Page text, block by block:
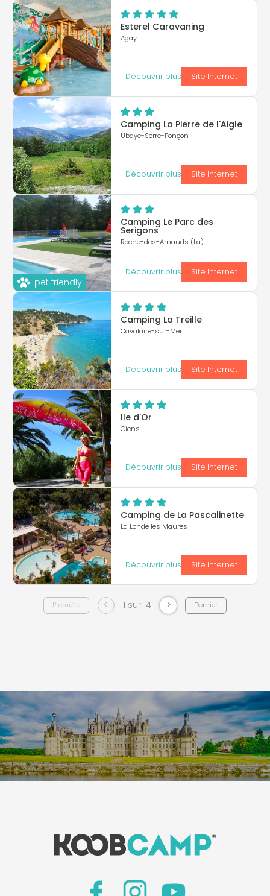
Esterel Caravaning
Agay
Découvrir plus Site Internet
Camping La Pierre de l'Aigle
Ubaye-Serre-Ponçon
Découvrir plus Site Internet
pet friendly
Camping Le Parc des
Serigons
Roche-des-Arnauds (La)
Découvrir plus Site Internet
Camping La Treille
Cavalaire-sur-Mer
Découvrir plus Site Internet
Ile d'Or
Giens
Découvrir plus Site Internet
Camping de La Pascalinette
La Londe les Maures
Découvrir plus Site Internet
Première < 1 sur 14 > Dernier